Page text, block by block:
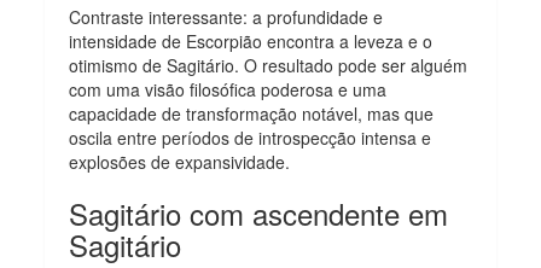
Contraste interessante: a profundidade e
intensidade de Escorpião encontra a leveza e o
otimismo de Sagitário. O resultado pode ser alguém
com uma visão filosófica poderosa e uma
capacidade de transformação notável, mas que
oscila entre períodos de introspecção intensa e
explosões de expansividade.
Sagitário com ascendente em
Sagitário